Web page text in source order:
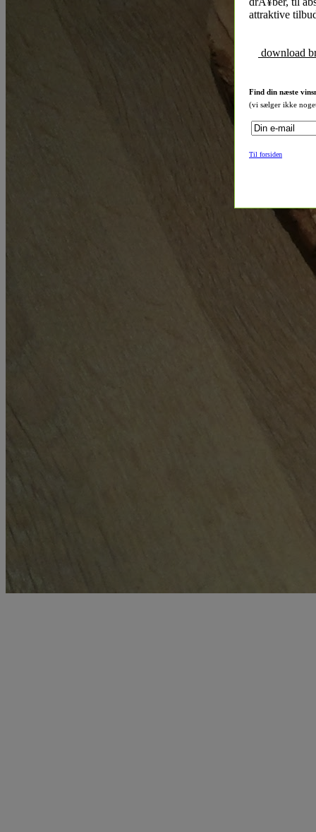
attraktive
download
Find din næste
(vi sælger ikke
Til forsiden